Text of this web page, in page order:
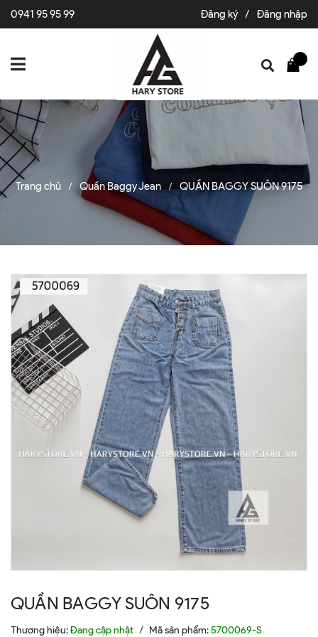
0941 95 95 99 Đăng ký / Đăng nhập
Trang chủ / Quần Baggy Jean / QUẦN BAGGY SUÔN 9175
QUẦN BAGGY SUÔN 9175
Thương hiệu:Đang cập nhật / Mã sản phẩm:5700069-S